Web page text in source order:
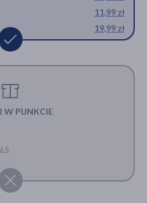
11,99 zł
19,99 zł
W PUNKCIE